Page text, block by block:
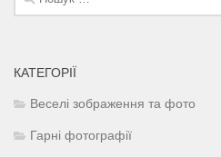
КАТЕГОРІЇ
Веселі зображення та фото
Гарні фотографії